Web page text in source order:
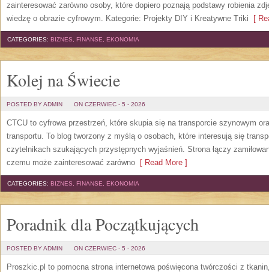
zainteresować zarówno osoby, które dopiero poznają podstawy robienia
wiedzę o obrazie cyfrowym. Kategorie: Projekty DIY i Kreatywne Triki [
CATEGORIES: BIZNES, FINANSE, EKONOMIA
Kolej na Świecie
POSTED BY ADMIN ON CZERWIEC - 5 - 2026
CTCU to cyfrowa przestrzeń, które skupia się na transporcie szynowym
transportu. To blog tworzony z myślą o osobach, które interesują się
czytelnikach szukających przystępnych wyjaśnień. Strona łączy
czemu może zainteresować zarówno [ Read More ]
CATEGORIES: BIZNES, FINANSE, EKONOMIA
Poradnik dla Początkujących
POSTED BY ADMIN ON CZERWIEC - 5 - 2026
Proszkic.pl to pomocna strona internetowa poświęcona twórczości z